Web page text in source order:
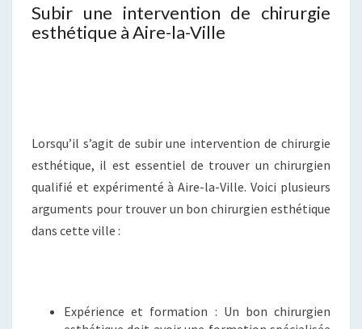
Subir une intervention de chirurgie
esthétique à Aire-la-Ville
Lorsqu’il s’agit de subir une intervention de chirurgie
esthétique, il est essentiel de trouver un chirurgien
qualifié et expérimenté à Aire-la-Ville. Voici plusieurs
arguments pour trouver un bon chirurgien esthétique
dans cette ville :
Expérience et formation : Un bon chirurgien